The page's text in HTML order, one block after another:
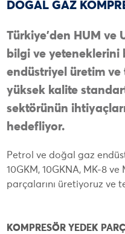
DOĞAL GAZ
Türkiye’den HUM ve
bilgi ve
endüstriyel üretim ve
yüksek kalite
sektörünün
hedefliyor.
Petrol ve doğal gaz
10GKM, 10GKNA, MK-8
parçalarını üretiyoruz ve
KOMPRESÖR YEDEK